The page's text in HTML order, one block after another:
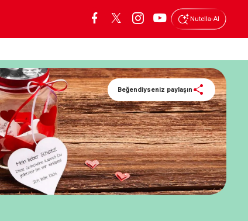
Nutella-AI
Beğendiyseniz paylaşın